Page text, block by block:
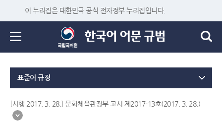
이 누리집은 대한민국 공식 전자정부 누리집입니다.
표준어 규정
[시행 2017. 3. 28.] 문화체육관광부 고시 제2017-13호(2017. 3. 28.)